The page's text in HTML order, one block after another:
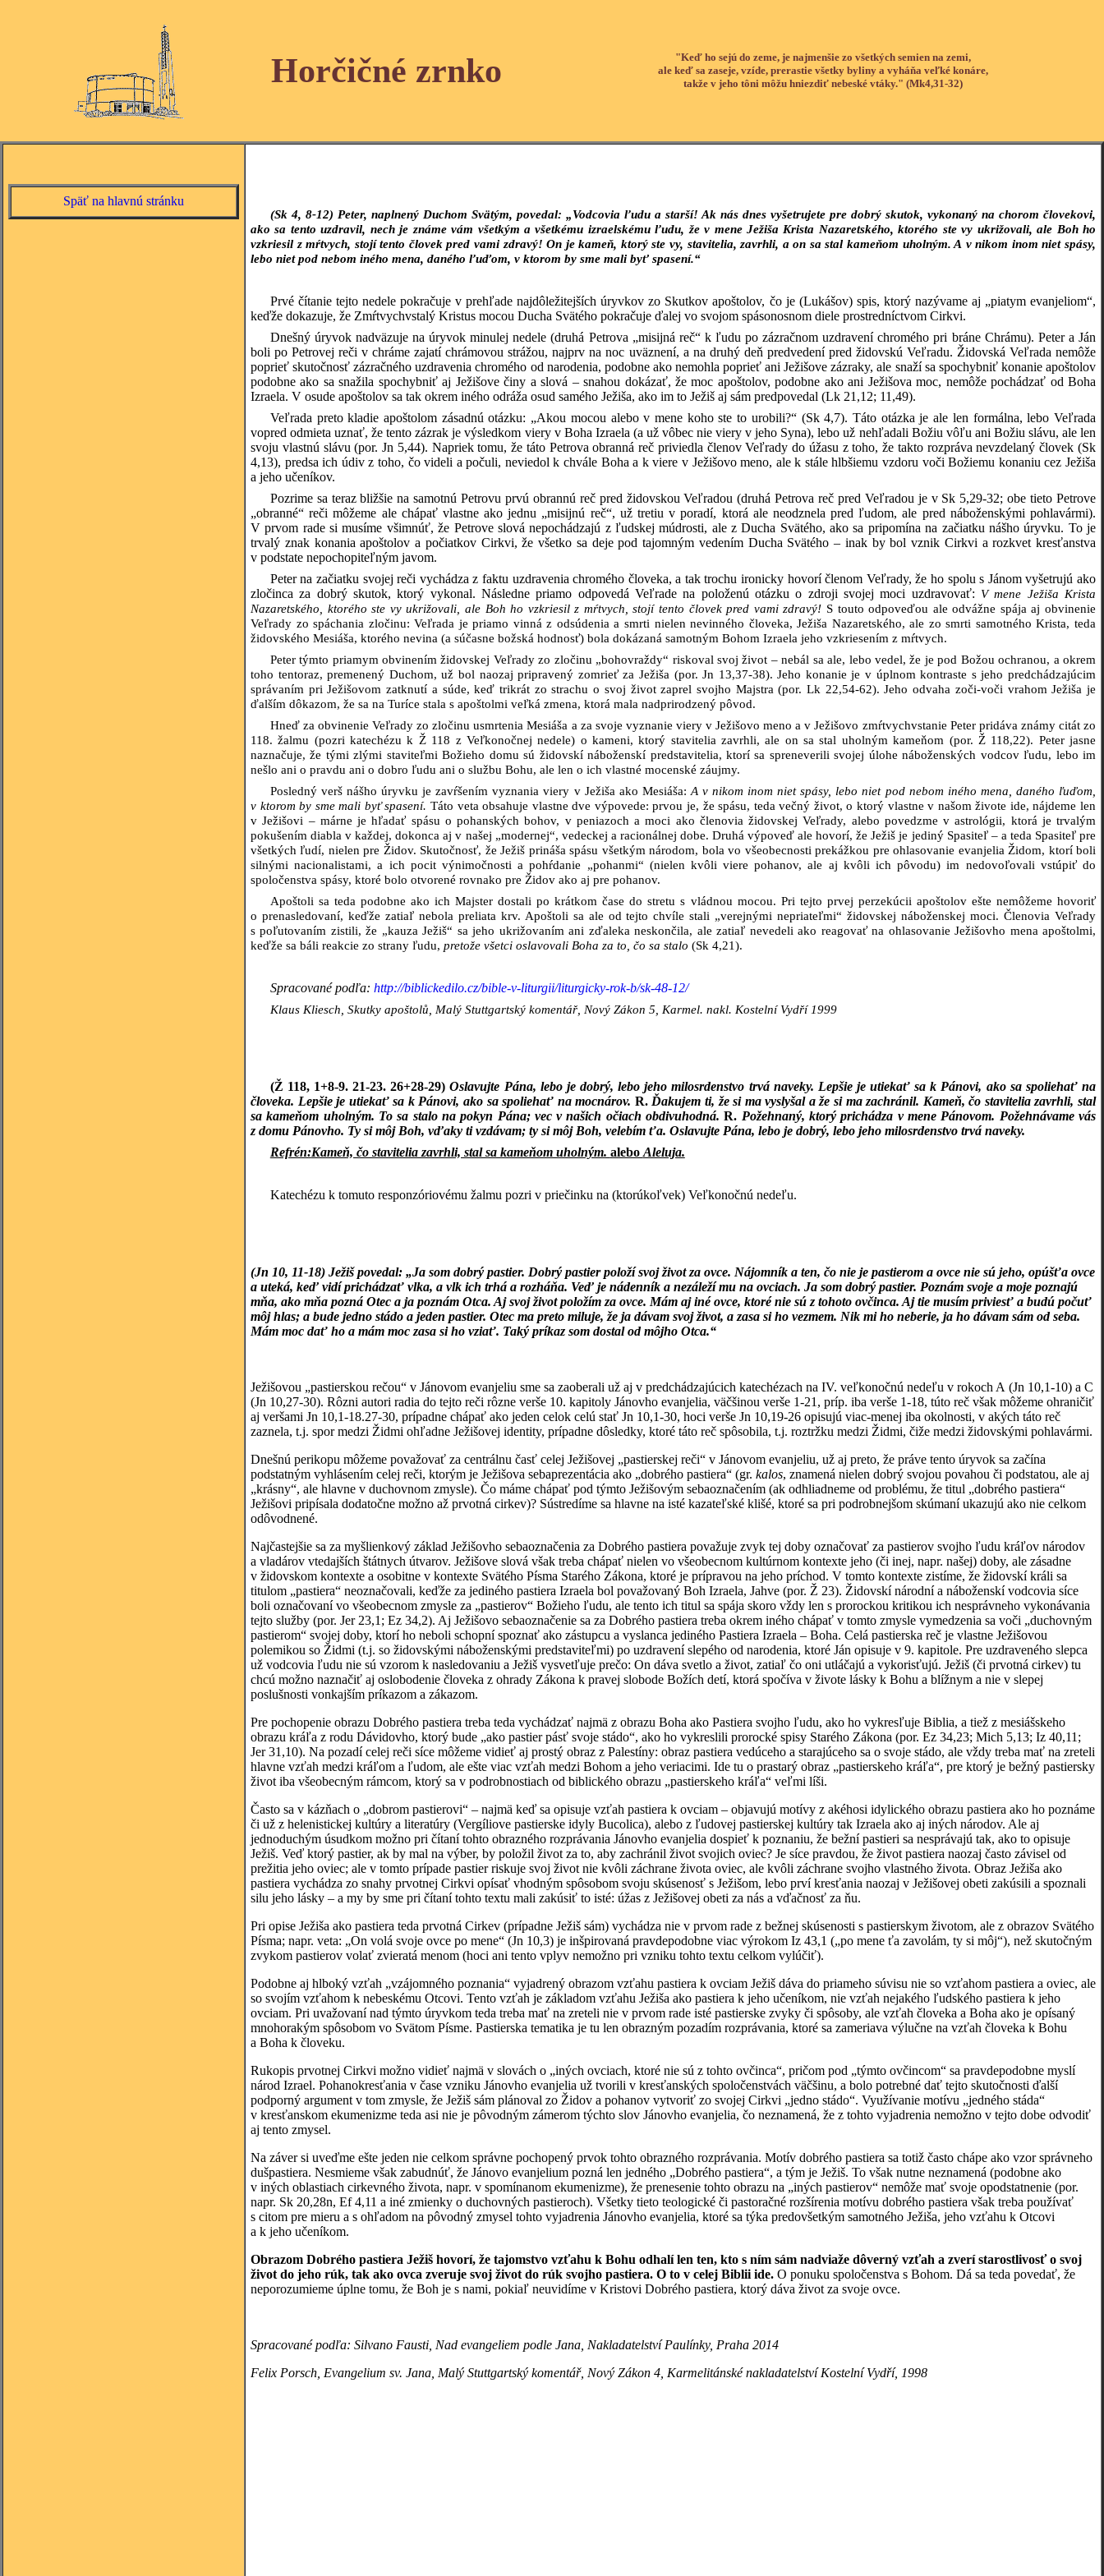
Horčičné zrnko
"Keď ho sejú do zeme, je najmenšie zo všetkých semien na zemi,
ale keď sa zaseje, vzíde, prerastie všetky byliny a vyháňa veľké konáre,
takže v jeho tôni môžu hniezdiť nebeské vtáky." (Mk4,31-32)
Späť na hlavnú stránku
(Sk 4, 8-12) Peter, naplnený Duchom Svätým, povedal: „Vodcovia ľudu a starší! Ak nás dnes vyšetrujete pre dobrý skutok, vykonaný na chorom človekovi,
ako sa tento uzdravil, nech je známe vám všetkým a všetkému izraelskému ľudu, že v mene Ježiša Krista Nazaretského, ktorého ste vy ukrižovali, ale Boh ho
vzkriesil z mŕtvych, stojí tento človek pred vami zdravý! On je kameň, ktorý ste vy, stavitelia, zavrhli, a on sa stal kameňom uholným. A v nikom inom niet spásy,
lebo niet pod nebom iného mena, daného ľuďom, v ktorom by sme mali byť spasení.“
Prvé čítanie tejto nedele pokračuje v prehľade najdôležitejších úryvkov zo Skutkov apoštolov, čo je (Lukášov) spis, ktorý nazývame aj „piatym evanjeliom“,
keďže dokazuje, že Zmŕtvychvstalý Kristus mocou Ducha Svätého pokračuje ďalej vo svojom spásonosnom diele prostredníctvom Cirkvi.
Dnešný úryvok nadväzuje na úryvok minulej nedele (druhá Petrova „misijná reč“ k ľudu po zázračnom uzdravení chromého pri bráne Chrámu). Peter a Ján
boli po Petrovej reči v chráme zajatí chrámovou strážou, najprv na noc uväznení, a na druhý deň predvedení pred židovskú Veľradu. Židovská Veľrada nemôže
poprieť skutočnosť zázračného uzdravenia chromého od narodenia, podobne ako nemohla poprieť ani Ježišove zázraky, ale snaží sa spochybniť konanie apoštolov
podobne ako sa snažila spochybniť aj Ježišove činy a slová – snahou dokázať, že moc apoštolov, podobne ako ani Ježišova moc, nemôže pochádzať od Boha
Izraela. V osude apoštolov sa tak okrem iného odráža osud samého Ježiša, ako im to Ježiš aj sám predpovedal (Lk 21,12; 11,49).
Veľrada preto kladie apoštolom zásadnú otázku: „Akou mocou alebo v mene koho ste to urobili?“ (Sk 4,7). Táto otázka je ale len formálna, lebo Veľrada
vopred odmieta uznať, že tento zázrak je výsledkom viery v Boha Izraela (a už vôbec nie viery v jeho Syna), lebo už nehľadali Božiu vôľu ani Božiu slávu, ale len
svoju vlastnú slávu (por. Jn 5,44). Napriek tomu, že táto Petrova obranná reč priviedla členov Veľrady do úžasu z toho, že takto rozpráva nevzdelaný človek (Sk
4,13), predsa ich údiv z toho, čo videli a počuli, neviedol k chvále Boha a k viere v Ježišovo meno, ale k stále hlbšiemu vzdoru voči Božiemu konaniu cez Ježiša
a jeho učeníkov.
Pozrime sa teraz bližšie na samotnú Petrovu prvú obrannú reč pred židovskou Veľradou (druhá Petrova reč pred Veľradou je v Sk 5,29-32; obe tieto Petrove
„obranné“ reči môžeme ale chápať vlastne ako jednu „misijnú reč“, už tretiu v poradí, ktorá ale neodznela pred ľudom, ale pred náboženskými pohlavármi).
V prvom rade si musíme všimnúť, že Petrove slová nepochádzajú z ľudskej múdrosti, ale z Ducha Svätého, ako sa pripomína na začiatku nášho úryvku. To je
trvalý znak konania apoštolov a počiatkov Cirkvi, že všetko sa deje pod tajomným vedením Ducha Svätého – inak by bol vznik Cirkvi a rozkvet kresťanstva
v podstate nepochopiteľným javom.
Peter na začiatku svojej reči vychádza z faktu uzdravenia chromého človeka, a tak trochu ironicky hovorí členom Veľrady, že ho spolu s Jánom vyšetrujú ako
zločinca za dobrý skutok, ktorý vykonal. Následne priamo odpovedá Veľrade na položenú otázku o zdroji svojej moci uzdravovať: V mene Ježiša Krista
Nazaretského, ktorého ste vy ukrižovali, ale Boh ho vzkriesil z mŕtvych, stojí tento človek pred vami zdravý! S touto odpoveďou ale odvážne spája aj obvinenie
Veľrady zo spáchania zločinu: Veľrada je priamo vinná z odsúdenia a smrti nielen nevinného človeka, Ježiša Nazaretského, ale zo smrti samotného Krista, teda
židovského Mesiáša, ktorého nevina (a súčasne božská hodnosť) bola dokázaná samotným Bohom Izraela jeho vzkriesením z mŕtvych.
Peter týmto priamym obvinením židovskej Veľrady zo zločinu „bohovraždy“ riskoval svoj život – nebál sa ale, lebo vedel, že je pod Božou ochranou, a okrem
toho tentoraz, premenený Duchom, už bol naozaj pripravený zomrieť za Ježiša (por. Jn 13,37-38). Jeho konanie je v úplnom kontraste s jeho predchádzajúcim
správaním pri Ježišovom zatknutí a súde, keď trikrát zo strachu o svoj život zaprel svojho Majstra (por. Lk 22,54-62). Jeho odvaha zoči-voči vrahom Ježiša je
ďalším dôkazom, že sa na Turíce stala s apoštolmi veľká zmena, ktorá mala nadprirodzený pôvod.
Hneď za obvinenie Veľrady zo zločinu usmrtenia Mesiáša a za svoje vyznanie viery v Ježišovo meno a v Ježišovo zmŕtvychvstanie Peter pridáva známy citát zo
118. žalmu (pozri katechézu k Ž 118 z Veľkonočnej nedele) o kameni, ktorý stavitelia zavrhli, ale on sa stal uholným kameňom (por. Ž 118,22). Peter jasne
naznačuje, že tými zlými staviteľmi Božieho domu sú židovskí náboženskí predstavitelia, ktorí sa spreneverili svojej úlohe náboženských vodcov ľudu, lebo im
nešlo ani o pravdu ani o dobro ľudu ani o službu Bohu, ale len o ich vlastné mocenské záujmy.
Posledný verš nášho úryvku je zavŕšením vyznania viery v Ježiša ako Mesiáša: A v nikom inom niet spásy, lebo niet pod nebom iného mena, daného ľuďom,
v ktorom by sme mali byť spasení. Táto veta obsahuje vlastne dve výpovede: prvou je, že spásu, teda večný život, o ktorý vlastne v našom živote ide, nájdeme len
v Ježišovi – márne je hľadať spásu o pohanských bohov, v peniazoch a moci ako členovia židovskej Veľrady, alebo povedzme v astrológii, ktorá je trvalým
pokušením diabla v každej, dokonca aj v našej „modernej“, vedeckej a racionálnej dobe. Druhá výpoveď ale hovorí, že Ježiš je jediný Spasiteľ – a teda Spasiteľ pre
všetkých ľudí, nielen pre Židov. Skutočnosť, že Ježiš prináša spásu všetkým národom, bola vo všeobecnosti prekážkou pre ohlasovanie evanjelia Židom, ktorí boli
silnými nacionalistami, a ich pocit výnimočnosti a pohŕdanie „pohanmi“ (nielen kvôli viere pohanov, ale aj kvôli ich pôvodu) im nedovoľovali vstúpiť do
spoločenstva spásy, ktoré bolo otvorené rovnako pre Židov ako aj pre pohanov.
Apoštoli sa teda podobne ako ich Majster dostali po krátkom čase do stretu s vládnou mocou. Pri tejto prvej perzekúcii apoštolov ešte nemôžeme hovoriť
o prenasledovaní, keďže zatiaľ nebola preliata krv. Apoštoli sa ale od tejto chvíle stali „verejnými nepriateľmi“ židovskej náboženskej moci. Členovia Veľrady
s poľutovaním zistili, že „kauza Ježiš“ sa jeho ukrižovaním ani zďaleka neskončila, ale zatiaľ nevedeli ako reagovať na ohlasovanie Ježišovho mena apoštolmi,
keďže sa báli reakcie zo strany ľudu, pretože všetci oslavovali Boha za to, čo sa stalo (Sk 4,21).
Spracované podľa: http://biblickedilo.cz/bible-v-liturgii/liturgicky-rok-b/sk-48-12/
Klaus Kliesch, Skutky apoštolů, Malý Stuttgartský komentář, Nový Zákon 5, Karmel. nakl. Kostelní Vydří 1999
(Ž 118, 1+8-9. 21-23. 26+28-29) Oslavujte Pána, lebo je dobrý, lebo jeho milosrdenstvo trvá naveky. Lepšie je utiekať sa k Pánovi, ako sa spoliehať na
človeka. Lepšie je utiekať sa k Pánovi, ako sa spoliehať na mocnárov. R. Ďakujem ti, že si ma vyslyšal a že si ma zachránil. Kameň, čo stavitelia zavrhli, stal
sa kameňom uholným. To sa stalo na pokyn Pána; vec v našich očiach obdivuhodná.R. Požehnaný, ktorý prichádza v mene Pánovom. Požehnávame vás
z domu Pánovho. Ty si môj Boh, vďaky ti vzdávam; ty si môj Boh, velebím ťa. Oslavujte Pána, lebo je dobrý, lebo jeho milosrdenstvo trvá naveky.
Refrén:Kameň, čo stavitelia zavrhli, stal sa kameňom uholným. alebo Aleluja.
Katechézu k tomuto responzóriovému žalmu pozri v priečinku na (ktorúkoľvek) Veľkonočnú nedeľu.
(Jn 10, 11-18) Ježiš povedal: „Ja som dobrý pastier. Dobrý pastier položí svoj život za ovce. Nájomník a ten, čo nie je pastierom a ovce nie sú jeho, opúšťa ovce
a uteká, keď vidí prichádzať vlka, a vlk ich trhá a rozháňa. Veď je nádenník a nezáleží mu na ovciach. Ja som dobrý pastier. Poznám svoje a moje poznajú
mňa, ako mňa pozná Otec a ja poznám Otca. Aj svoj život položím za ovce. Mám aj iné ovce, ktoré nie sú z tohoto ovčinca. Aj tie musím priviesť a budú počuť
môj hlas; a bude jedno stádo a jeden pastier. Otec ma preto miluje, že ja dávam svoj život, a zasa si ho vezmem. Nik mi ho neberie, ja ho dávam sám od seba.
Mám moc dať ho a mám moc zasa si ho vziať. Taký príkaz som dostal od môjho Otca.“
Ježišovou „pastierskou rečou“ v Jánovom evanjeliu sme sa zaoberali už aj v predchádzajúcich katechézach na IV. veľkonočnú nedeľu v rokoch A (Jn 10,1-10) a C
(Jn 10,27-30). Rôzni autori radia do tejto reči rôzne verše 10. kapitoly Jánovho evanjelia, väčšinou verše 1-21, príp. iba verše 1-18, túto reč však môžeme ohraničiť
aj veršami Jn 10,1-18.27-30, prípadne chápať ako jeden celok celú stať Jn 10,1-30, hoci verše Jn 10,19-26 opisujú viac-menej iba okolnosti, v akých táto reč
zaznela, t.j. spor medzi Židmi ohľadne Ježišovej identity, prípadne dôsledky, ktoré táto reč spôsobila, t.j. roztržku medzi Židmi, čiže medzi židovskými pohlavármi.
Dnešnú perikopu môžeme považovať za centrálnu časť celej Ježišovej „pastierskej reči“ v Jánovom evanjeliu, už aj preto, že práve tento úryvok sa začína
podstatným vyhlásením celej reči, ktorým je Ježišova sebaprezentácia ako „dobrého pastiera“ (gr. kalos, znamená nielen dobrý svojou povahou či podstatou, ale aj
„krásny“, ale hlavne v duchovnom zmysle). Čo máme chápať pod týmto Ježišovým sebaoznačením (ak odhliadneme od problému, že titul „dobrého pastiera“
Ježišovi pripísala dodatočne možno až prvotná cirkev)? Sústredíme sa hlavne na isté kazateľské klišé, ktoré sa pri podrobnejšom skúmaní ukazujú ako nie celkom
odôvodnené.
Najčastejšie sa za myšlienkový základ Ježišovho sebaoznačenia za Dobrého pastiera považuje zvyk tej doby označovať za pastierov svojho ľudu kráľov národov
a vladárov vtedajších štátnych útvarov. Ježišove slová však treba chápať nielen vo všeobecnom kultúrnom kontexte jeho (či inej, napr. našej) doby, ale zásadne
v židovskom kontexte a osobitne v kontexte Svätého Písma Starého Zákona, ktoré je prípravou na jeho príchod. V tomto kontexte zistíme, že židovskí králi sa
titulom „pastiera“ neoznačovali, keďže za jediného pastiera Izraela bol považovaný Boh Izraela, Jahve (por. Ž 23). Židovskí národní a náboženskí vodcovia síce
boli označovaní vo všeobecnom zmysle za „pastierov“ Božieho ľudu, ale tento ich titul sa spája skoro vždy len s prorockou kritikou ich nesprávneho vykonávania
tejto služby (por. Jer 23,1; Ez 34,2). Aj Ježišovo sebaoznačenie sa za Dobrého pastiera treba okrem iného chápať v tomto zmysle vymedzenia sa voči „duchovným
pastierom“ svojej doby, ktorí ho neboli schopní spoznať ako zástupcu a vyslanca jediného Pastiera Izraela – Boha. Celá pastierska reč je vlastne Ježišovou
polemikou so Židmi (t.j. so židovskými náboženskými predstaviteľmi) po uzdravení slepého od narodenia, ktoré Ján opisuje v 9. kapitole. Pre uzdraveného slepca
už vodcovia ľudu nie sú vzorom k nasledovaniu a Ježiš vysvetľuje prečo: On dáva svetlo a život, zatiaľ čo oni utláčajú a vykorisťujú. Ježiš (či prvotná cirkev) tu
chcú možno naznačiť aj oslobodenie človeka z ohrady Zákona k pravej slobode Božích detí, ktorá spočíva v živote lásky k Bohu a blížnym a nie v slepej
poslušnosti vonkajším príkazom a zákazom.
Pre pochopenie obrazu Dobrého pastiera treba teda vychádzať najmä z obrazu Boha ako Pastiera svojho ľudu, ako ho vykresľuje Biblia, a tiež z mesiášskeho
obrazu kráľa z rodu Dávidovho, ktorý bude „ako pastier pásť svoje stádo“, ako ho vykreslili prorocké spisy Starého Zákona (por. Ez 34,23; Mich 5,13; Iz 40,11;
Jer 31,10). Na pozadí celej reči síce môžeme vidieť aj prostý obraz z Palestíny: obraz pastiera vedúceho a starajúceho sa o svoje stádo, ale vždy treba mať na zreteli
hlavne vzťah medzi kráľom a ľudom, ale ešte viac vzťah medzi Bohom a jeho veriacimi. Ide tu o prastarý obraz „pastierskeho kráľa“, pre ktorý je bežný pastiersky
život iba všeobecným rámcom, ktorý sa v podrobnostiach od biblického obrazu „pastierskeho kráľa“ veľmi líši.
Často sa v kázňach o „dobrom pastierovi“ – najmä keď sa opisuje vzťah pastiera k ovciam – objavujú motívy z akéhosi idylického obrazu pastiera ako ho poznáme
či už z helenistickej kultúry a literatúry (Vergíliove pastierske idyly Bucolica), alebo z ľudovej pastierskej kultúry tak Izraela ako aj iných národov. Ale aj
jednoduchým úsudkom možno pri čítaní tohto obrazného rozprávania Jánovho evanjelia dospieť k poznaniu, že bežní pastieri sa nesprávajú tak, ako to opisuje
Ježiš. Veď ktorý pastier, ak by mal na výber, by položil život za to, aby zachránil život svojich oviec? Je síce pravdou, že život pastiera naozaj často závisel od
prežitia jeho oviec; ale v tomto prípade pastier riskuje svoj život nie kvôli záchrane života oviec, ale kvôli záchrane svojho vlastného života. Obraz Ježiša ako
pastiera vychádza zo snahy prvotnej Cirkvi opísať vhodným spôsobom svoju skúsenosť s Ježišom, lebo prví kresťania naozaj v Ježišovej obeti zakúsili a spoznali
silu jeho lásky – a my by sme pri čítaní tohto textu mali zakúsiť to isté: úžas z Ježišovej obeti za nás a vďačnosť za ňu.
Pri opise Ježiša ako pastiera teda prvotná Cirkev (prípadne Ježiš sám) vychádza nie v prvom rade z bežnej skúsenosti s pastierskym životom, ale z obrazov Svätého
Písma; napr. veta: „On volá svoje ovce po mene“ (Jn 10,3) je inšpirovaná pravdepodobne viac výrokom Iz 43,1 („po mene ťa zavolám, ty si môj“), než skutočným
zvykom pastierov volať zvieratá menom (hoci ani tento vplyv nemožno pri vzniku tohto textu celkom vylúčiť).
Podobne aj hlboký vzťah „vzájomného poznania“ vyjadrený obrazom vzťahu pastiera k ovciam Ježiš dáva do priameho súvisu nie so vzťahom pastiera a oviec, ale
so svojím vzťahom k nebeskému Otcovi. Tento vzťah je základom vzťahu Ježiša ako pastiera k jeho učeníkom, nie vzťah nejakého ľudského pastiera k jeho
ovciam. Pri uvažovaní nad týmto úryvkom teda treba mať na zreteli nie v prvom rade isté pastierske zvyky či spôsoby, ale vzťah človeka a Boha ako je opísaný
mnohorakým spôsobom vo Svätom Písme. Pastierska tematika je tu len obrazným pozadím rozprávania, ktoré sa zameriava výlučne na vzťah človeka k Bohu
a Boha k človeku.
Rukopis prvotnej Cirkvi možno vidieť najmä v slovách o „iných ovciach, ktoré nie sú z tohto ovčinca“, pričom pod „týmto ovčincom“ sa pravdepodobne myslí
národ Izrael. Pohanokresťania v čase vzniku Jánovho evanjelia už tvorili v kresťanských spoločenstvách väčšinu, a bolo potrebné dať tejto skutočnosti ďalší
podporný argument v tom zmysle, že Ježiš sám plánoval zo Židov a pohanov vytvoriť zo svojej Cirkvi „jedno stádo“. Využívanie motívu „jedného stáda“
v kresťanskom ekumenizme teda asi nie je pôvodným zámerom týchto slov Jánovho evanjelia, čo neznamená, že z tohto vyjadrenia nemožno v tejto dobe odvodiť
aj tento zmysel.
Na záver si uveďme ešte jeden nie celkom správne pochopený prvok tohto obrazného rozprávania. Motív dobrého pastiera sa totiž často chápe ako vzor správneho
dušpastiera. Nesmieme však zabudnúť, že Jánovo evanjelium pozná len jedného „Dobrého pastiera“, a tým je Ježiš. To však nutne neznamená (podobne ako
v iných oblastiach cirkevného života, napr. v spomínanom ekumenizme), že prenesenie tohto obrazu na „iných pastierov“ nemôže mať svoje opodstatnenie (por.
napr. Sk 20,28n, Ef 4,11 a iné zmienky o duchovných pastieroch). Všetky tieto teologické či pastoračné rozšírenia motívu dobrého pastiera však treba používať
s citom pre mieru a s ohľadom na pôvodný zmysel tohto vyjadrenia Jánovho evanjelia, ktoré sa týka predovšetkým samotného Ježiša, jeho vzťahu k Otcovi
a k jeho učeníkom.
Obrazom Dobrého pastiera Ježiš hovorí, že tajomstvo vzťahu k Bohu odhalí len ten, kto s ním sám nadviaže dôverný vzťah a zverí starostlivosť o svoj
život do jeho rúk, tak ako ovca zveruje svoj život do rúk svojho pastiera. O to v celej Biblii ide. O ponuku spoločenstva s Bohom. Dá sa teda povedať, že
neporozumieme úplne tomu, že Boh je s nami, pokiaľ neuvidíme v Kristovi Dobrého pastiera, ktorý dáva život za svoje ovce.
Spracované podľa: Silvano Fausti, Nad evangeliem podle Jana, Nakladatelství Paulínky, Praha 2014
Felix Porsch, Evangelium sv. Jana, Malý Stuttgartský komentář, Nový Zákon 4, Karmelitánské nakladatelství Kostelní Vydří, 1998